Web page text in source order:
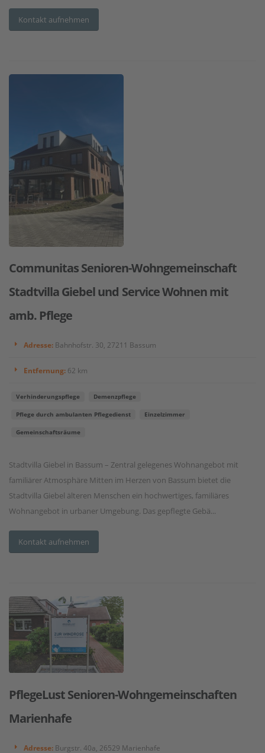
Kontakt aufnehmen
Communitas Senioren-Wohngemeinschaft
Stadtvilla Giebel und Service Wohnen mit
amb. Pflege
Adresse: Bahnhofstr. 30, 27211 Bassum
Entfernung: 62 km
Verhinderungspflege Demenzpflege
Pflege durch ambulanten Pflegedienst Einzelzimmer
Gemeinschaftsräume
Stadtvilla Giebel in Bassum – Zentral gelegenes Wohnangebot mit
familiärer Atmosphäre Mitten im Herzen von Bassum bietet die
Stadtvilla Giebel älteren Menschen ein hochwertiges, familiäres
Wohnangebot in urbaner Umgebung. Das gepflegte Gebä...
Kontakt aufnehmen
PflegeLust Senioren-Wohngemeinschaften
Marienhafe
Adresse: Burgstr. 40a, 26529 Marienhafe